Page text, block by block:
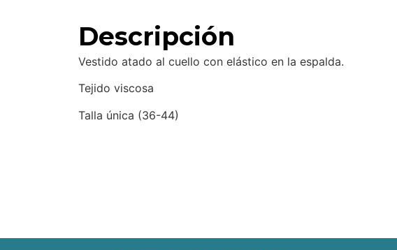
Descripción
Vestido atado al cuello con elástico en la espalda.
Tejido viscosa
Talla única (36-44)